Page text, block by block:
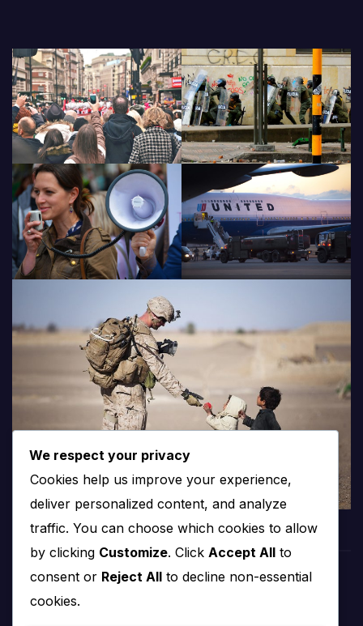
We respect your privacy
Cookies help us improve your experience,
deliver personalized content, and analyze
traffic. You can choose which cookies to allow
by clicking Customize. Click Accept All to
consent or Reject All to decline non-essential
cookies.